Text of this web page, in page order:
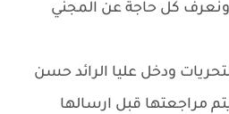
ونعرف كل حاجة عن المجني
التحريات ودخل عليا الرائد حسن
مراجعتها قبل ارسالها